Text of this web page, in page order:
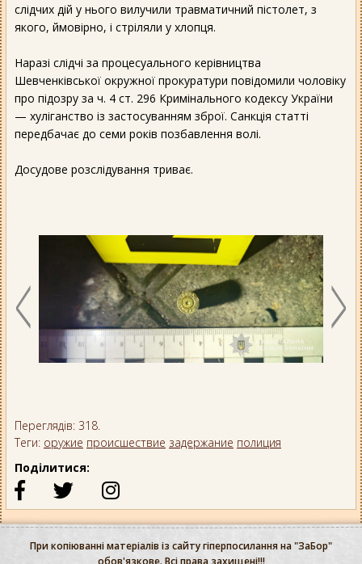
слідчих дій у нього вилучили травматичний пістолет, з
якого, ймовірно, і стріляли у хлопця.
Наразі слідчі за процесуального керівництва
Шевченківської окружної прокуратури повідомили чоловіку
про підозру за ч. 4 ст. 296 Кримінального кодексу України
— хуліганство із застосуванням зброї. Санкція статті
передбачає до семи років позбавлення волі.
Досудове розслідування триває.
Переглядів: 318.
Теги: оружие происшествие задержание полиция
Поділитися:
При копіюванні матеріалів із сайту гіперпосилання на "ЗаБор"
обов'язкове. Всі права захищені!!!